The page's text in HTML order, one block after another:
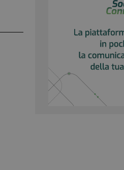
di consenso sui